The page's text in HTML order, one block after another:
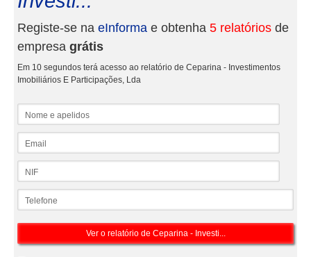
Registe-se na eInforma e obtenha 5 relatórios de
empresa grátis
Em 10 segundos terá acesso ao relatório de Ceparina - Investimentos
Imobiliários E Participações, Lda